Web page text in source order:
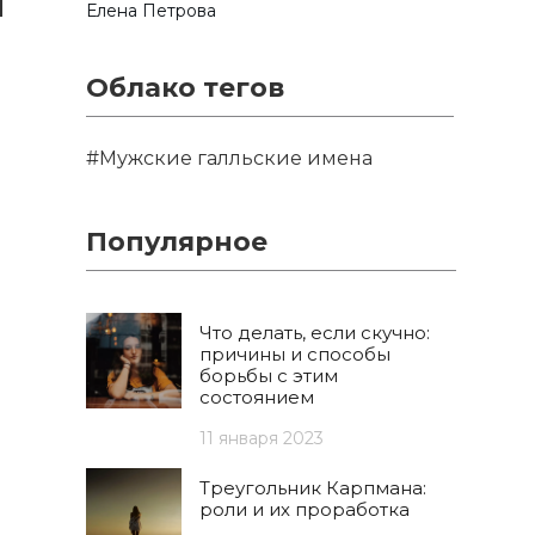
Елена Петрова
Облако тегов
#Мужские галльские имена
Популярное
Что делать, если скучно:
причины и способы
борьбы с этим
состоянием
11 января 2023
Треугольник Карпмана:
роли и их проработка